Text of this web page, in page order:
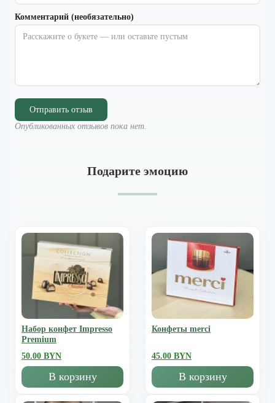
Комментарий (необязательно)
Отправить отзыв
Опубликованных отзывов пока нет.
Подарите эмоцию
Набор конфет Impresso
Premium
50.00 BYN
В корзину
Конфеты merci
45.00 BYN
В корзину